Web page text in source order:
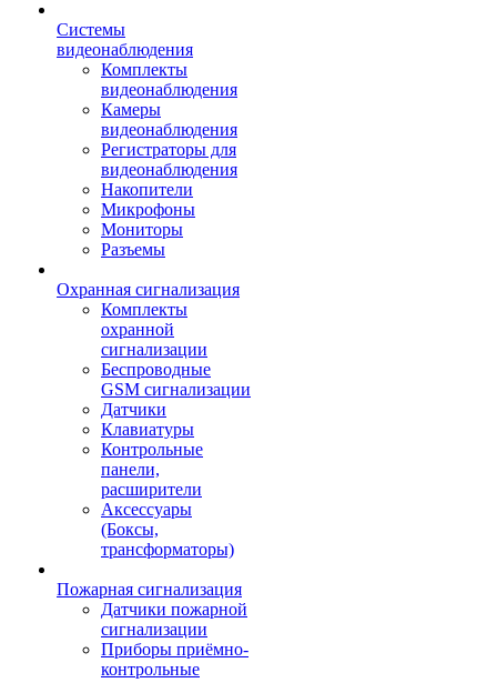
Системы
видеонаблюдения
Комплекты
видеонаблюдения
Камеры
видеонаблюдения
Регистраторы для
видеонаблюдения
Накопители
Микрофоны
Мониторы
Разъемы
Охранная сигнализация
Комплекты
охранной
сигнализации
Беспроводные
GSM сигнализации
Датчики
Клавиатуры
Контрольные
панели,
расширители
Аксессуары
(Боксы,
трансформаторы)
Пожарная сигнализация
Датчики пожарной
сигнализации
Приборы приёмно-
контрольные